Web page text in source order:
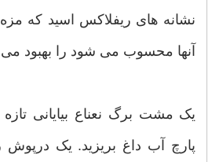
نشانه های ریفلاکس اسید که
آنها محسوب می شود را بهبود
یک مشت برگ نعناع بیایانی
پارچ آب داغ بریزید. یک درپوش